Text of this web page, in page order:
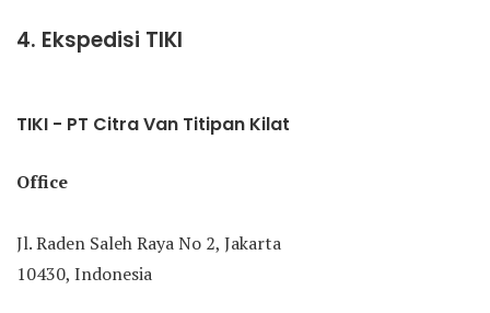
4. Ekspedisi TIKI
TIKI - PT Citra Van Titipan Kilat
Office
Jl. Raden Saleh Raya No 2, Jakarta
10430, Indonesia